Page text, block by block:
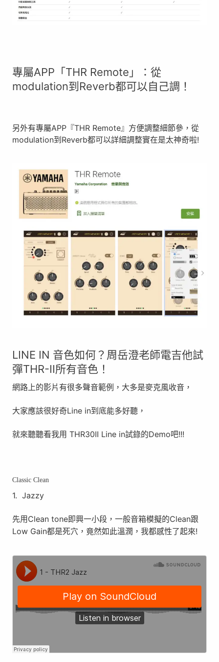
專屬APP「THR Remote」：從
modulation到Reverb都可以自己調！
另外有專屬APP『THR Remote』方便調整細節參，從
modulation到Reverb都可以詳細調整實在是太神奇啦!
LINE IN 音色如何？周岳澄老師電吉他試
彈THR-II所有音色！
網路上的影片有很多聲音範例，大多是麥克風收音，
大家應該很好奇Line in到底能多好聽，
就來聽聽看我用 THR30II Line in試錄的Demo吧!!!
Classic Clean
1. Jazzy
先用 Clean tone即興一小段，一般音箱模擬的Clean跟
Low Gain都是死穴，竟然如此溫潤，我都感性了起來!